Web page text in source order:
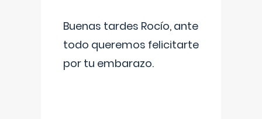
Buenas tardes Rocío, ante
todo queremos felicitarte
por tu embarazo.